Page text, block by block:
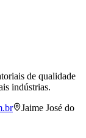
de qualidade
indústrias.
Jaime José do